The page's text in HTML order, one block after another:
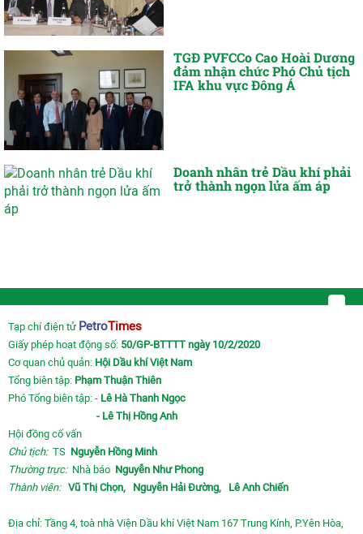
TGĐ PVFCCo Cao Hoài Dương
đảm nhận chức Phó Chủ tịch
IFA khu vực Đông Á
Doanh nhân trẻ Dầu khí phải
trở thành ngọn lửa ấm áp
Tạp chí điện tử PetroTimes
Giấy phép hoạt động số: 50/GP-BTTTT ngày 10/2/2020
Cơ quan chủ quản: Hội Dầu khí Việt Nam
Tổng biên tập: Phạm Thuận Thiên
Phó Tổng biên tập: - Lê Hà Thanh Ngọc
- Lê Thị Hồng Anh
Hội đồng cố vấn
Chủ tịch:TS Nguyễn Hồng Minh
Thường trực: Nhà báo Nguyễn Như Phong
Thành viên: Vũ Thị Chọn, Nguyễn Hải Đường, Lê Anh Chiến
Địa chỉ: Tầng 4, toà nhà Viện Dầu khí Việt Nam 167 Trung Kính, P.Yên Hòa,